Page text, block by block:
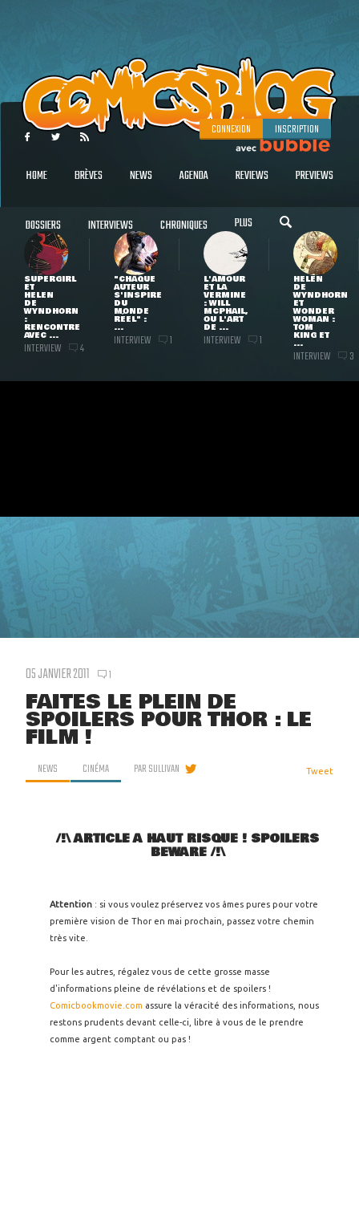
CONNEXION INSCRIPTION
HOME BRÈVES NEWS AGENDA REVIEWS PREVIEWS
DOSSIERS INTERVIEWS CHRONIQUES PLUS
SUPERGIRL
ET
HELEN
DE
WYNDHORN
:
RENCONTRE
AVEC ...
INTERVIEW 4
"CHAQUE
AUTEUR
S'INSPIRE
DU
MONDE
RÉEL" :
...
INTERVIEW 1
L'AMOUR
ET LA
VERMINE
: WILL
MCPHAIL,
OU L'ART
DE ...
INTERVIEW 1
HELEN
DE
WYNDHORN
ET
WONDER
WOMAN :
TOM
KING ET
...
INTERVIEW 3
05 JANVIER 2011 1
FAITES LE PLEIN DE
SPOILERS POUR THOR : LE
FILM !
NEWS CINÉMA PARSULLIVAN Tweet
/!\ ARTICLE A HAUT RISQUE ! SPOILERS
BEWARE /!\
Attention : si vous voulez préservez vos âmes pures pour votre
première vision de Thor en mai prochain, passez votre chemin
très vite.
Pour les autres, régalez vous de cette grosse masse
d'informations pleine de révélations et de spoilers !
Comicbookmovie.com assure la véracité des informations, nous
restons prudents devant celle-ci, libre à vous de le prendre
comme argent comptant ou pas !